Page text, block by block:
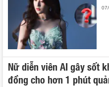
Nữ diễn viên AI gây sốt
đồng cho hơn 1 phút